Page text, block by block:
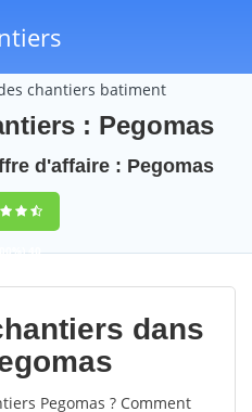
chantiers batiment
: Pegomas
d'affaire : Pegomas
40
dans
Pegomas ? Comment